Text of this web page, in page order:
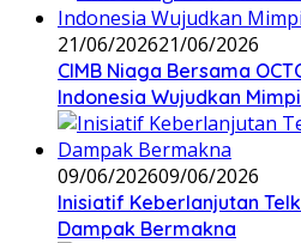
21/06/202621/06/2026
CIMB Niaga Bersama
Indonesia Wujudkan Mimpi
09/06/202609/06/2026
Inisiatif Keberlanjutan
Dampak Bermakna